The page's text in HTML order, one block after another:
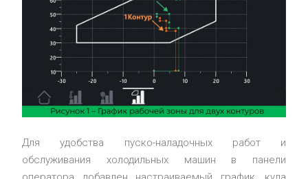
Для удобства пуско-наладочных работ и
обслуживания холодильных машин в панели